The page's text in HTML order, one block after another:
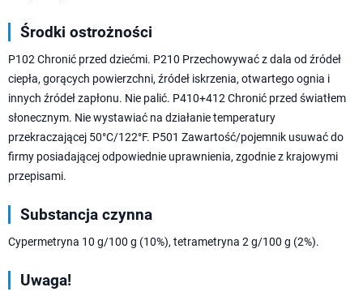
Środki ostrożności
P102 Chronić przed dziećmi. P210 Przechowywać z dala od źródeł
ciepła, gorących powierzchni, źródeł iskrzenia, otwartego ognia i
innych źródeł zapłonu. Nie palić. P410+412 Chronić przed światłem
słonecznym. Nie wystawiać na działanie temperatury
przekraczającej 50°C/122°F. P501 Zawartość/pojemnik usuwać do
firmy posiadającej odpowiednie uprawnienia, zgodnie z krajowymi
przepisami.
Substancja czynna
Cypermetryna 10 g/100 g (10%), tetrametryna 2 g/100 g (2%).
Uwaga!